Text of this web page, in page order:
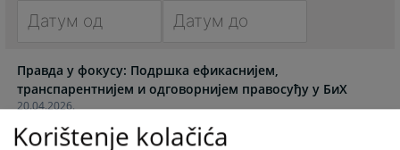
forward
to
interact
with
forward
to
interact
with
20.04.2026.
Правда у фокусу: Подршка ефикаснијем,
транспарентнијем и одговорнијем правосуђу у БиХ
Korištenje kolačića